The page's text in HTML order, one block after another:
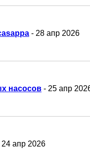
- 28 апр 2026
насосов - 25 апр
24 апр 2026